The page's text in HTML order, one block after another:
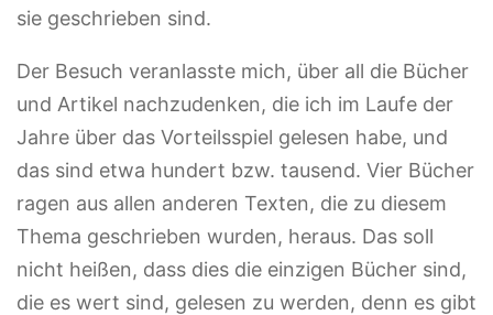
sie geschrieben sind.
Der Besuch veranlasste mich, über all die Bücher
und Artikel nachzudenken, die ich im Laufe der
Jahre über das Vorteilsspiel gelesen habe, und
das sind etwa hundert bzw. tausend. Vier Bücher
ragen aus allen anderen Texten, die zu diesem
Thema geschrieben wurden, heraus. Das soll
nicht heißen, dass dies die einzigen Bücher sind,
die es wert sind, gelesen zu werden, denn es gibt